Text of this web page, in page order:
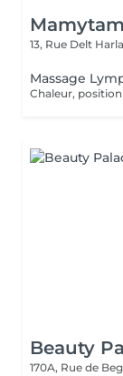
13, Rue Delt
Massage
Beauty
170A, Rue de